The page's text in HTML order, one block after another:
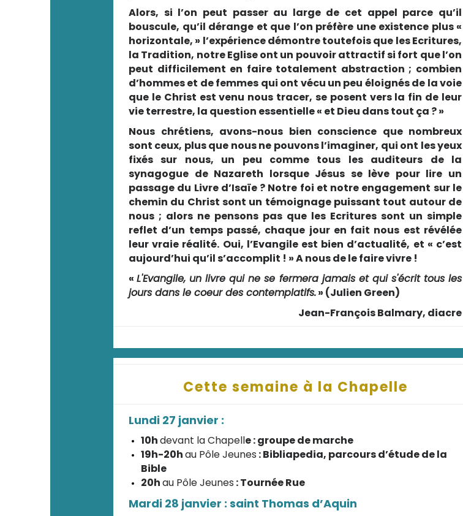
Alors, si l’on peut passer au large de cet appel parce qu’il
bouscule, qu’il dérange et que l’on préfère une existence plus «
horizontale, » l’expérience démontre toutefois que les Ecritures,
la Tradition, notre Eglise ont un pouvoir attractif si fort que l’on
peut difficilement en faire totalement abstraction ; combien
d’hommes et de femmes qui ont vécu un peu éloignés de la voie
que le Christ est venu nous tracer, se posent vers la fin de leur
vie terrestre, la question essentielle « et Dieu dans tout ça ? »
Nous chrétiens, avons-nous bien conscience que nombreux
sont ceux, plus que nous ne pouvons l’imaginer, qui ont les yeux
fixés sur nous, un peu comme tous les auditeurs de la
synagogue de Nazareth lorsque Jésus se lève pour lire un
passage du Livre d’Isaïe ? Notre foi et notre engagement sur le
chemin du Christ sont un témoignage puissant tout autour de
nous ; alors ne pensons pas que les Ecritures sont un simple
reflet d’un temps passé, chaque jour en fait nous est révélée
leur vraie réalité. Oui, l’Evangile est bien d’actualité, et « c’est
aujourd’hui qu’il s’accomplit ! » A nous de le faire vivre !
«L'Evangile, un livre qui ne se fermera jamais et qui s'écrit tous les
jours dans le coeur des contemplatifs.» (Julien Green)
Jean-François Balmary, diacre
Cette semaine à la Chapelle
Lundi 27 janvier :
10hdevant la Chapelle : groupe de marche
19h-20hau Pôle Jeunes : Bibliapedia, parcours d’étude de la
Bible
20hau Pôle Jeunes : Tournée Rue
Mardi 28 janvier : saint Thomas d’Aquin